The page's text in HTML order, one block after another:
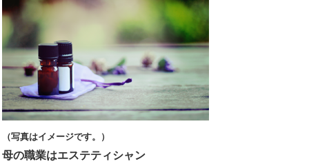
（写真はイメージです。）
母の職業はエステティシャン